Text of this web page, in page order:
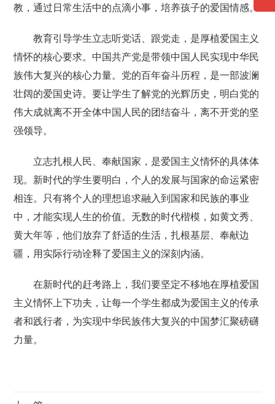
教，通过日常生活中的点滴小事，培养孩子的爱国情感。
教育引导学生立志听党话、跟党走，是厚植爱国主义
情怀的核心要求。中国共产党是带领中国人民实现中华民
族伟大复兴的核心力量。党的百年奋斗历程，是一部波澜
壮阔的爱国史诗。要让学生了解党的光辉历史，明白党的
伟大成就离不开全体中国人民的团结奋斗，离不开党的坚
强领导。
立志扎根人民、奉献国家，是爱国主义情怀的具体体
现。新时代的学生要明白，个人的发展与国家的命运紧密
相连。只有将个人的理想追求融入到国家和民族的事业
中，才能实现人生的价值。无数的时代楷模，如黄文秀、
黄大年等，他们放弃了舒适的生活，扎根基层、奉献边
疆，用实际行动诠释了爱国主义的深刻内涵。
在新时代的赶考路上，我们要坚定不移地在厚植爱国
主义情怀上下功夫，让每一个学生都成为爱国主义的传承
者和践行者，为实现中华民族伟大复兴的中国梦汇聚磅礴
力量。